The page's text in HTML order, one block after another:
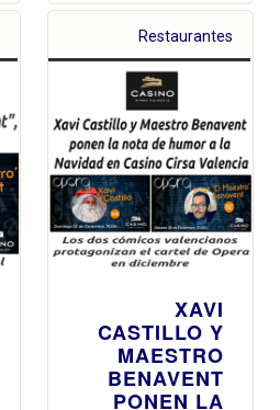
Restaurantes
XAVI
CASTILLO Y
MAESTRO
BENAVENT
PONEN LA